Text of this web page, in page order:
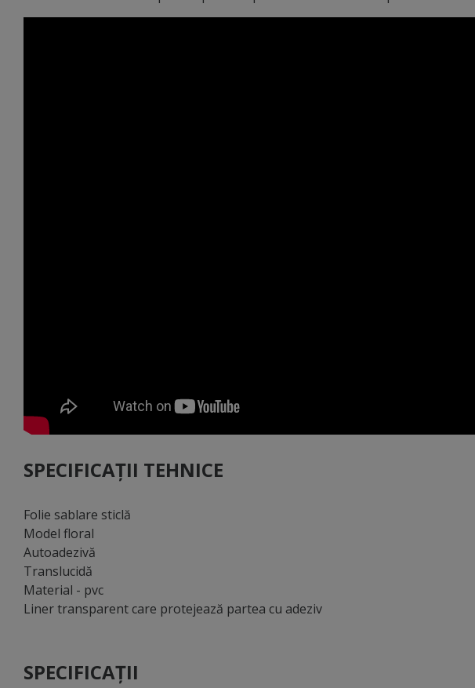
SPECIFICAȚII TEHNICE
Folie sablare sticlă
Model floral
Autoadezivă
Translucidă
Material - pvc
Liner transparent care protejează partea cu adeziv
SPECIFICAȚII